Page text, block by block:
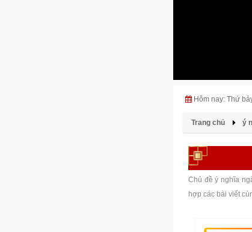
Hôm nay: Thứ
Trang chủ ý
Chủ đề ý nghĩa
hợp các bài viết